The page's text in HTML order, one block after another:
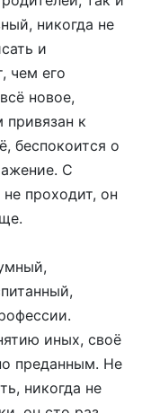
никогда не
и
чем его
новое,
привязан к
беспокоится о
С
проходит, он
иных, своё
преданным. Не
никогда не